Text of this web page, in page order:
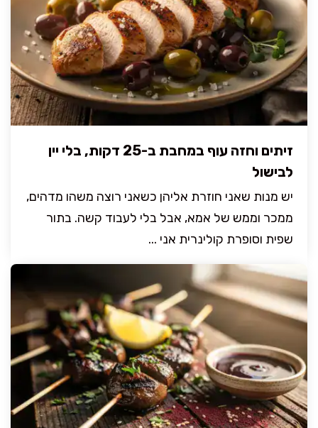
זיתים וחזה עוף במחבת ב-25 דקות, בלי יין
לבישול
יש מנות שאני חוזרת אליהן כשאני רוצה משהו מדהים,
ממכר וממש של אמא, אבל בלי לעבוד קשה. בתור
שפית וסופרת קולינרית אני ...